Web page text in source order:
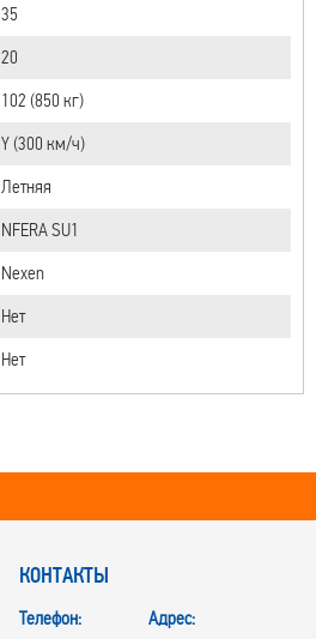
35
20
102 (850 кг)
Y (300 км/ч)
Летняя
NFERA SU1
Nexen
Нет
Нет
КОНТАКТЫ
Телефон:
Адрес: